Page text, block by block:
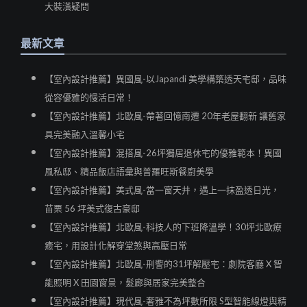
大裝潢疑問
最新文章
【室內設計推薦】異國風-以Japandi 美學構築透天宅邸，品味
從容優雅的慢活日常！
【室內設計推薦】北歐風-帶著回憶南遷 20年老屋翻新 讓舊家
具完美融入溫馨小宅
【室內設計推薦】混搭風-26坪獨居退休宅的優雅範本！異國
風私邸、精品飯店語彙與普羅旺斯餐廚美學
【室內設計推薦】美式風-當一窗天井，遇上一抹盈透日光，
苗栗 56 坪美式復古豪邸
【室內設計推薦】北歐風-科技人的下班降溫學！30坪北歐療
癒宅，用設計化解穿堂煞與高壓日常
【室內設計推薦】北歐風-刑警的31坪解壓宅：劇院客廳 X 智
能照明 X 田園窗景，髮廊與居家完美整合
【室內設計推薦】現代風-奢雅不為坪數所限 S型智能線燈與精